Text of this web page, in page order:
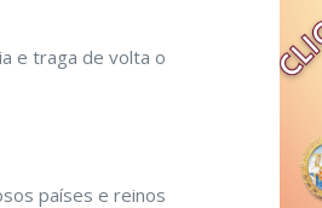
e traga de volta o
países e reinos